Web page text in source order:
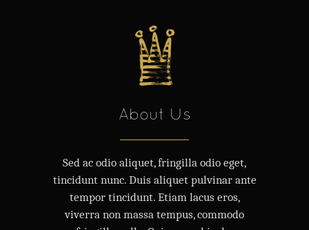
About Us
Sed ac odio aliquet, fringilla odio eget,
tincidunt nunc. Duis aliquet pulvinar ante
tempor tincidunt. Etiam lacus eros,
viverra non massa tempus, commodo